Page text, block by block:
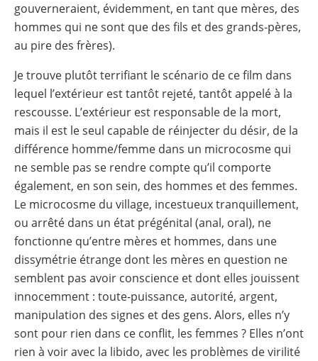
gouverneraient, évidemment, en tant que mères, des
hommes qui ne sont que des fils et des grands-pères,
au pire des frères).
Je trouve plutôt terrifiant le scénario de ce film dans
lequel l’extérieur est tantôt rejeté, tantôt appelé à la
rescousse. L’extérieur est responsable de la mort,
mais il est le seul capable de réinjecter du désir, de la
différence homme/femme dans un microcosme qui
ne semble pas se rendre compte qu’il comporte
également, en son sein, des hommes et des femmes.
Le microcosme du village, incestueux tranquillement,
ou arrêté dans un état prégénital (anal, oral), ne
fonctionne qu’entre mères et hommes, dans une
dissymétrie étrange dont les mères en question ne
semblent pas avoir conscience et dont elles jouissent
innocemment : toute-puissance, autorité, argent,
manipulation des signes et des gens. Alors, elles n’y
sont pour rien dans ce conflit, les femmes ? Elles n’ont
rien à voir avec la libido, avec les problèmes de virilité